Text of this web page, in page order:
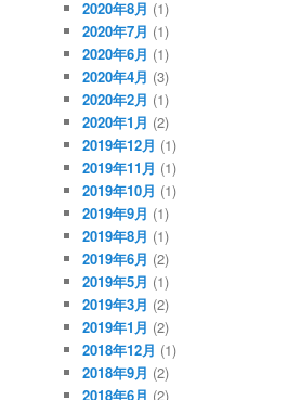
2020年8月 (1)
2020年7月 (1)
2020年6月 (1)
2020年4月 (3)
2020年2月 (1)
2020年1月 (2)
2019年12月 (1)
2019年11月 (1)
2019年10月 (1)
2019年9月 (1)
2019年8月 (1)
2019年6月 (2)
2019年5月 (1)
2019年3月 (2)
2019年1月 (2)
2018年12月 (1)
2018年9月 (2)
2018年6月 (2)